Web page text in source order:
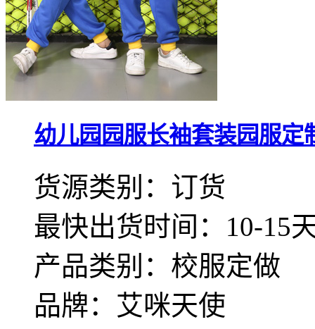
幼儿园园服长袖套装园服定
货源类别：订货
最快出货时间：10-15
产品类别：校服定做
品牌：艾咪天使